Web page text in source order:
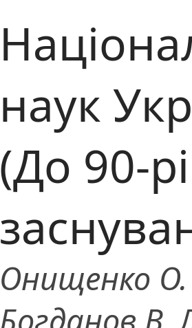
наук
(До 90-
Онищенко